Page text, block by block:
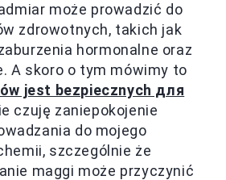
może prowadzić do
zdrowotnych, takich jak
hormonalne oraz
A skoro o tym mówimy to
jest bezpiecznych для
czuję zaniepokojenie
do mojego
szczególnie że
maggi może przyczynić